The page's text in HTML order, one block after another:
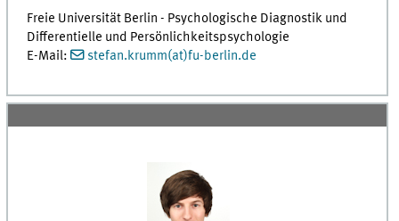
Freie Universität Berlin - Psychologische Diagnostik und
Differentielle und Persönlichkeitspsychologie
E-Mail:
stefan.krumm(at)fu-berlin.de